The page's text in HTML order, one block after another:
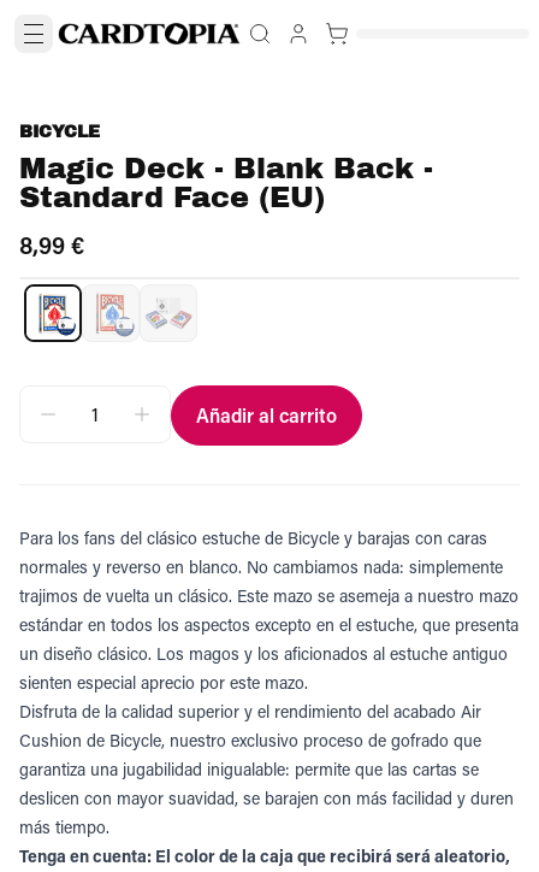
BICYCLE
Magic Deck - Blank Back -
Standard Face (EU)
8,99 €
Añadir al carrito
Para los fans del clásico estuche de Bicycle y barajas con caras
normales y reverso en blanco. No cambiamos nada: simplemente
trajimos de vuelta un clásico. Este mazo se asemeja a nuestro mazo
estándar en todos los aspectos excepto en el estuche, que presenta
un diseño clásico. Los magos y los aficionados al estuche antiguo
sienten especial aprecio por este mazo.
Disfruta de la calidad superior y el rendimiento del acabado Air
Cushion de Bicycle, nuestro exclusivo proceso de gofrado que
garantiza una jugabilidad inigualable: permite que las cartas se
deslicen con mayor suavidad, se barajen con más facilidad y duren
más tiempo.
Tenga en cuenta: El color de la caja que recibirá será aleatorio,